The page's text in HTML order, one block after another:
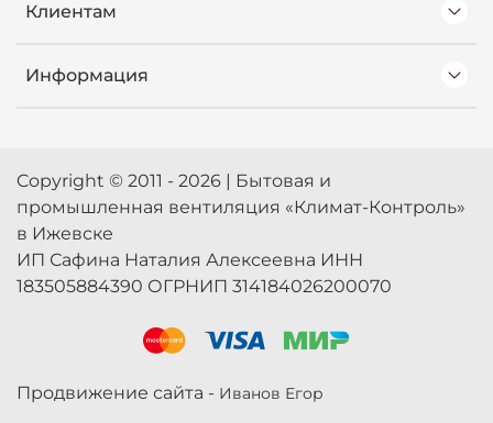
Клиентам
Информация
Copyright © 2011 - 2026 | Бытовая и
промышленная вентиляция «Климат-Контроль»
в Ижевске
ИП Сафина Наталия Алексеевна ИНН
183505884390 ОГРНИП 314184026200070
Продвижение сайта - Иванов Егор